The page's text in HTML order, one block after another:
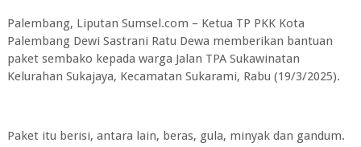
Palembang, Liputan Sumsel.com – Ketua TP PKK Kota
Palembang Dewi Sastrani Ratu Dewa memberikan bantuan
paket sembako kepada warga Jalan TPA Sukawinatan
Kelurahan Sukajaya, Kecamatan Sukarami, Rabu (19/3/2025).
Paket itu berisi, antara lain, beras, gula, minyak dan gandum.